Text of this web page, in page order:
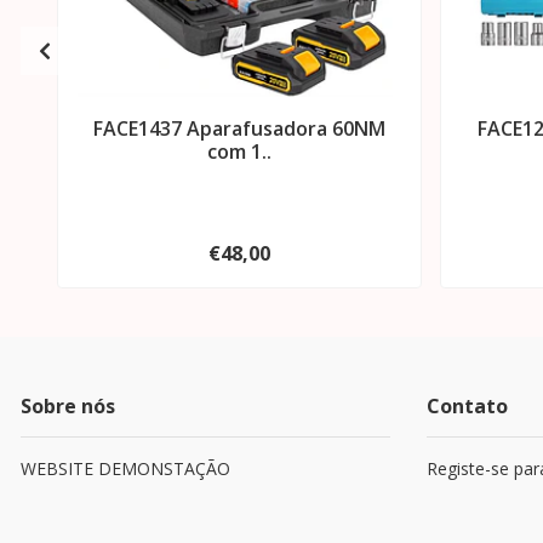
FACE1437 Aparafusadora 60NM
com 1..
€48,00
Sobre nós
WEBSITE DEMONSTAÇÃO
Contato
Registe-se